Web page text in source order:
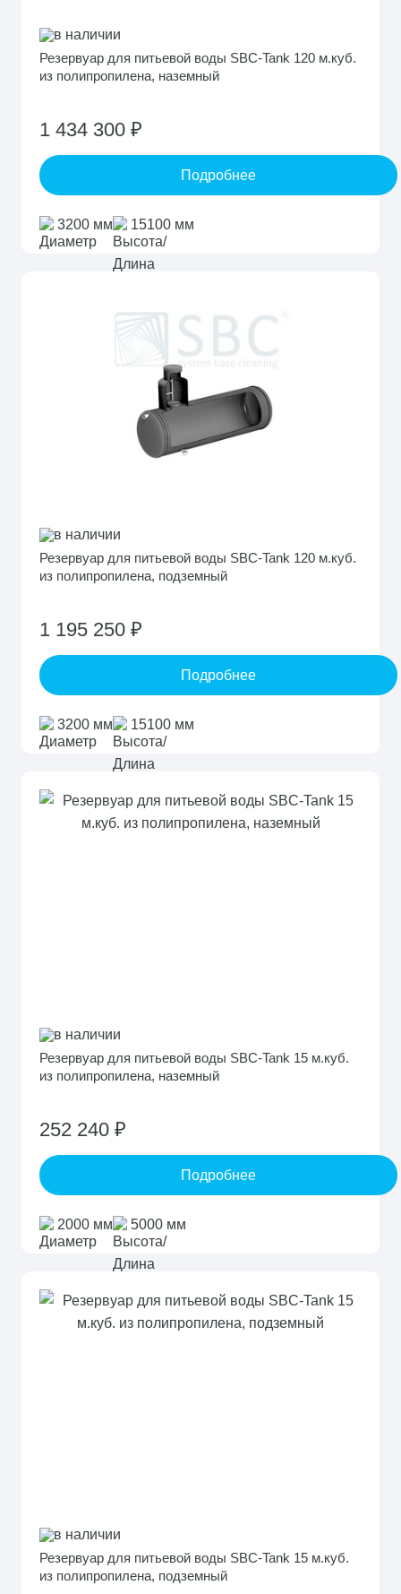
в наличии
Резервуар для питьевой воды SBC-Tank 120 м.куб.
из полипропилена, наземный
1 434 300 ₽
Подробнее
3200 мм 15100 мм
в наличии
Резервуар для питьевой воды SBC-Tank 120 м.куб.
из полипропилена, подземный
1 195 250 ₽
Подробнее
3200 мм 15100 мм
в наличии
Резервуар для питьевой воды SBC-Tank 15 м.куб.
из полипропилена, наземный
252 240 ₽
Подробнее
2000 мм 5000 мм
в наличии
Резервуар для питьевой воды SBC-Tank 15 м.куб.
из полипропилена, подземный